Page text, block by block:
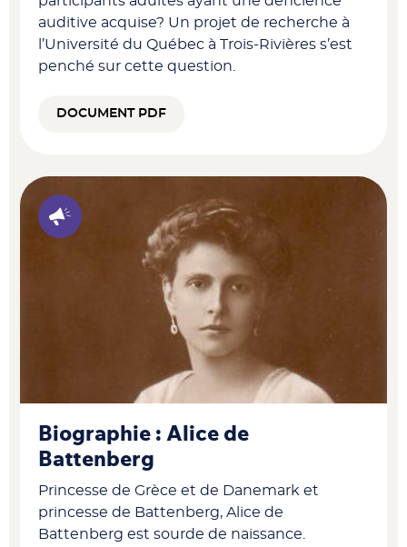
auditive acquise? Un projet de recherche à
l’Université du Québec à Trois-Rivières s’est
penché sur cette question.
DOCUMENT PDF
Biographie : Alice de
Battenberg
Princesse de Grèce et de Danemark et
princesse de Battenberg, Alice de
Battenberg est sourde de naissance.